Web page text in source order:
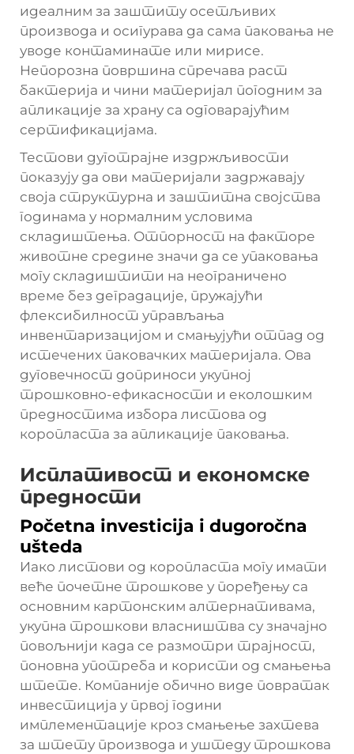
идеалним за заштиту осетљивих
производа и осигурава да сама паковања не
уводе контаминате или мирисе.
Непорозна површина спречава раст
бактерија и чини материјал погодним за
апликације за храну са одговарајућим
сертификацијама.
Тестови дуготрајне издржљивости
показују да ови материјали задржавају
своја структурна и заштитна својства
годинама у нормалним условима
складиштења. Отпорност на факторе
животне средине значи да се упаковања
могу складиштити на неограничено
време без деградације, пружајући
флексибилност управљања
инвентаризацијом и смањујући отпад од
истечених паковачких материјала. Ова
дуговечност доприноси укупној
трошковно-ефикасности и еколошким
предностима избора листова од
коропласта за апликације паковања.
Исплативост и економске
предности
Početna investicija i dugoročna
ušteda
Иако листови од коропласта могу имати
веће почетне трошкове у поређењу са
основним картонским алтернативама,
укупна трошкови власништва су значајно
повољнији када се размотри трајност,
поновна употреба и користи од смањења
штете. Компаније обично виде повратак
инвестиција у првој години
имплементације кроз смањење захтева
за штету производа и уштеду трошкова